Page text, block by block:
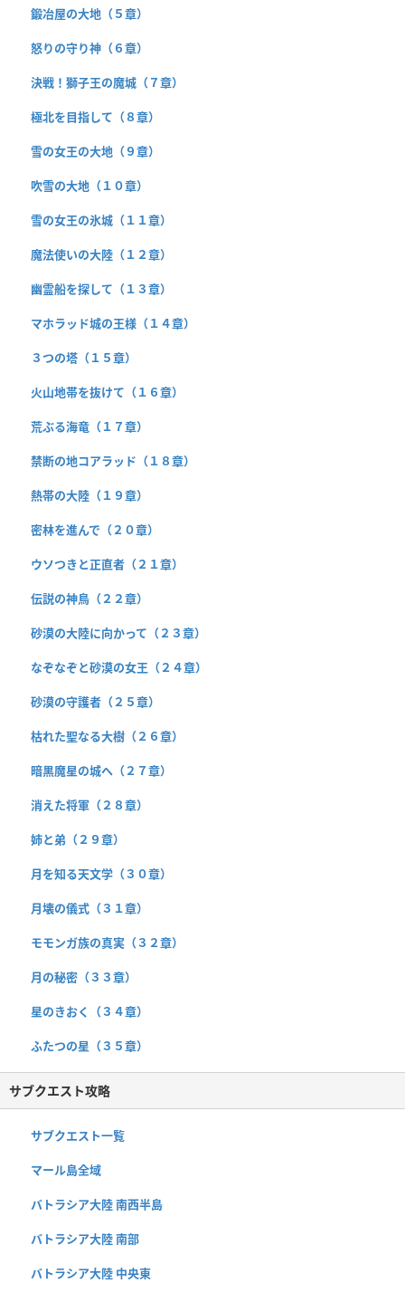
鍛冶屋の大地（５章）
怒りの守り神（６章）
決戦！獅子王の魔城（７章）
極北を目指して（８章）
雪の女王の大地（９章）
吹雪の大地（１０章）
雪の女王の氷城（１１章）
魔法使いの大陸（１２章）
幽霊船を探して（１３章）
マホラッド城の王様（１４章）
３つの塔（１５章）
火山地帯を抜けて（１６章）
荒ぶる海竜（１７章）
禁断の地コアラッド（１８章）
熱帯の大陸（１９章）
密林を進んで（２０章）
ウソつきと正直者（２１章）
伝説の神鳥（２２章）
砂漠の大陸に向かって（２３章）
なぞなぞと砂漠の女王（２４章）
砂漠の守護者（２５章）
枯れた聖なる大樹（２６章）
暗黒魔星の城へ（２７章）
消えた将軍（２８章）
姉と弟（２９章）
月を知る天文学（３０章）
月壊の儀式（３１章）
モモンガ族の真実（３２章）
月の秘密（３３章）
星のきおく（３４章）
ふたつの星（３５章）
サブクエスト攻略
サブクエスト一覧
マール島全域
バトラシア大陸 南西半島
バトラシア大陸 南部
バトラシア大陸 中央東